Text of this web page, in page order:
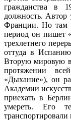
гражданства в
должность.
Франции. Но там
период он пишет
трехлетнего
оттуда в
Вторую мировую
протяжении
«Дыхание»), он
Академии
приехать в
умереть. Его